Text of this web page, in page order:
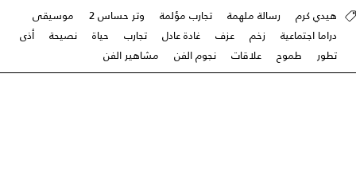
هيدي كرم رسالة ملهمة تجارب مؤلمة وتر حساس 2
موسيقى
دراما اجتماعية
زخم عزف غادة عادل تجارب حياة نصيحة
أذى
تطور
طموح علاقات نجوم الفن مشاهير الفن